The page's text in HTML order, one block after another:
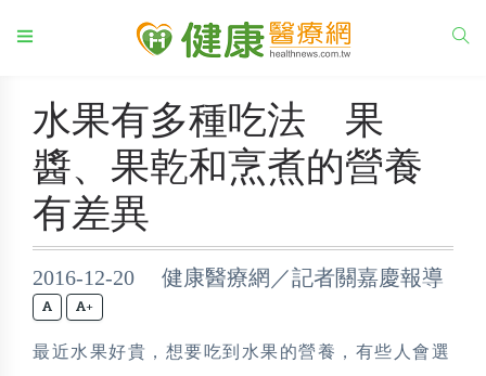
水果有多種吃法 果
醬、果乾和烹煮的營養
有差異
2016-12-20 健康醫療網／記者關嘉慶報導
+
最近水果好貴，想要吃到水果的營養，有些人會選